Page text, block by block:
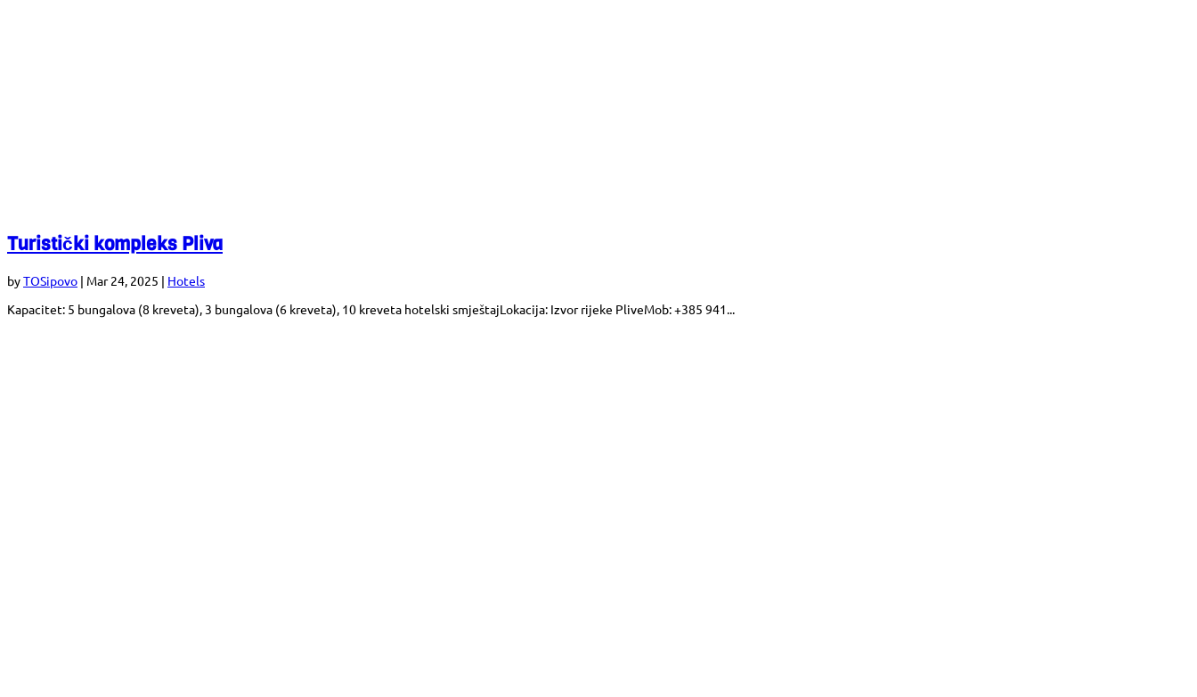
Turistički kompleks Pliva
byTOSipovo | Mar 24, 2025 | Hotels
Kapacitet: 5 bungalova (8 kreveta), 3 bungalova (6 kreveta), 10 kreveta hotelski smještajLokacija: Izvor rijeke PliveMob: +385 941...